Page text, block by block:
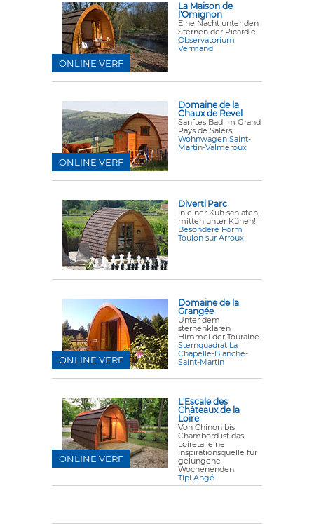
La Maison de
l'Omignon
Eine Nacht unter den
Sternen der Picardie.
Observatorium
Vermand
ONLINE VERF
Domaine de la
Chaux de Revel
Sanftes Bad im Grand
Pays de Salers.
Wohnwagen Saint-
Martin-Valmeroux
ONLINE VERF
Diverti'Parc
In einer Kuh schlafen,
mitten unter Kühen!
Besondere Form
Toulon sur Arroux
Domaine de la
Grangée
Unter dem
sternenklaren
Himmel der Touraine.
Sternquadrat La
Chapelle-Blanche-
Saint-Martin
ONLINE VERF
L'Escale des
Châteaux de la
Loire
Von Chinon bis
Chambord ist das
Loiretal eine
Inspirationsquelle für
gelungene
Wochenenden.
Tipi Angé
ONLINE VERF